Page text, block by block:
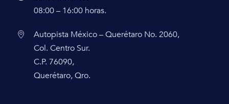
08:00 – 16:00 horas.
Autopista México – Querétaro No. 2060,
Col. Centro Sur.
C.P. 76090,
Querétaro, Qro.